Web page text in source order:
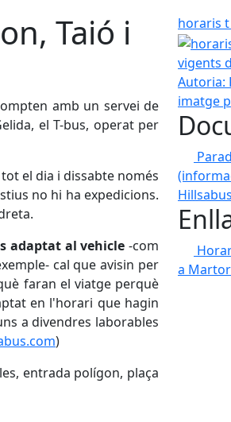
Taió i
amb un servei de
el T-bus, operat per
el dia i dissabte només
no hi ha expedicions.
adaptat al vehicle -com
cal que avisin per
faran el viatge perquè
en l'horari que hagin
a divendres laborables
)
entrada polígon, plaça
horaris t
vigents
Autoria:
imatge
a